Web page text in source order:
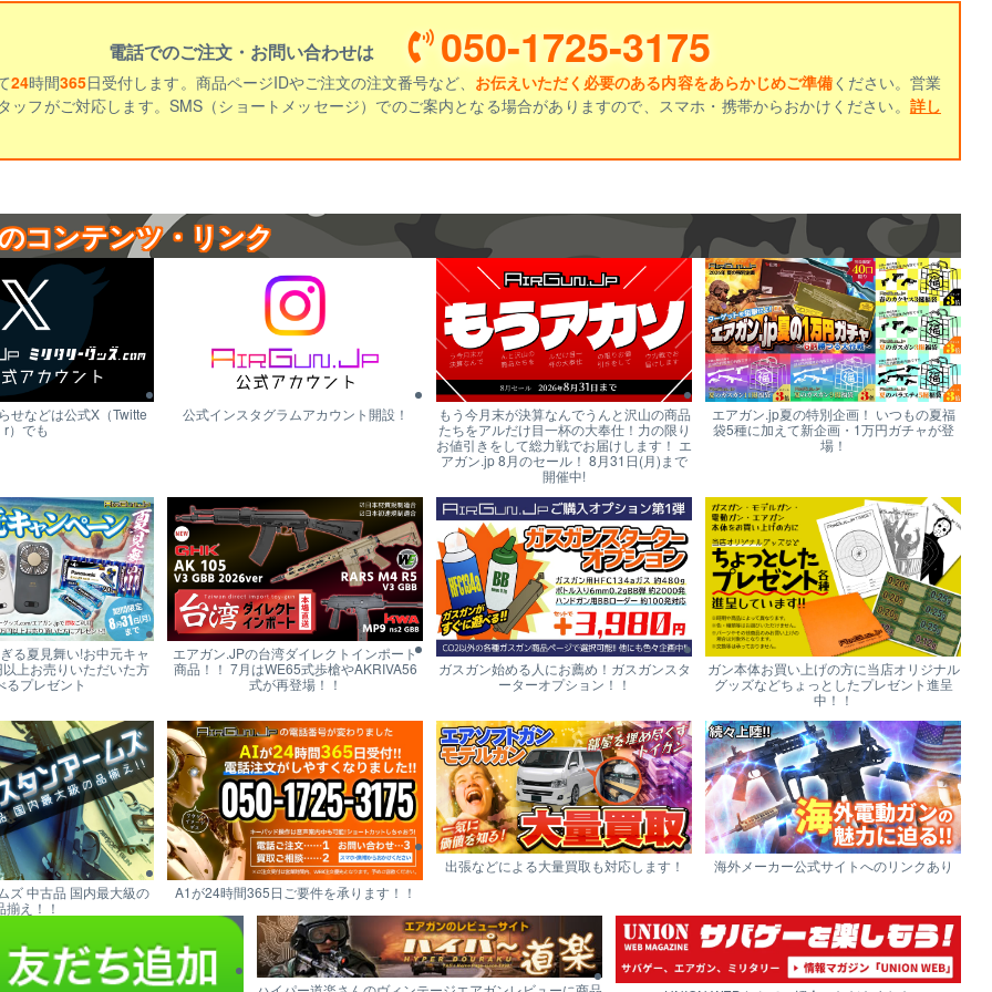
電話でのご注文・お問い合わせは 050-1725-3175
24時間365日受付します。商品ページIDやご注文の注文番号など、 お伝えいただく必要のある内容をあらかじめご準備ください。営業
ッフがご対応します。SMS（ショートメッセージ）でのご案内となる場合がありますので、スマホ・携帯からおかけください。 詳し
コンテンツ・リンク
せなどは公式X（Twitte
r）でも
公式インスタグラムアカウント開設！
もう今月末が決算なんでうんと沢山の商品
たちをアルだけ目一杯の大奉仕！力の限り
お値引きをして総力戦でお届けします！ エ
アガン.jp 8月のセール！ 8月31日(月)まで
開催中!
エアガン.jp夏の特別企画！ いつもの夏福
袋5種に加えて新企画・1万円ガチャが登
場！
る夏見舞い!お中元キャ
上お売りいただいた方
るプレゼント
エアガン.JPの台湾ダイレクトインポート
商品！！ 7月はWE65式歩槍やAKRIVA56
式が再登場！！
ガスガン始める人にお薦め！ガスガンスタ
ーターオプション！！
ガン本体お買い上げの方に当店オリジナル
グッズなどちょっとしたプレゼント進呈
中！！
ズ 中古品 国内最大級の
揃え！！
A1が24時間365日ご要件を承ります！！
出張などによる大量買取も対応します！ 海外メーカー公式サイトへのリンクあり